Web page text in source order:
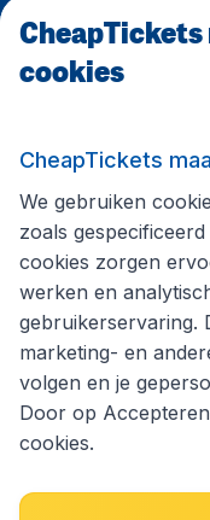
Internationale sites
Volg
cookies
CheapTickets
We gebruiken
zoals
cookies zorgen
werken en
gebruikerservaring.
marketing- en
volgen en je
Door op
cookies.